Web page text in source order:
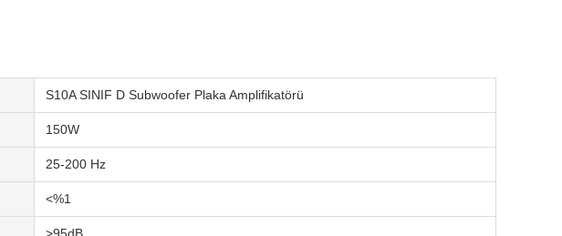
S10A SINIF D Subwoofer Plaka Amplifikatörü
150W
25-200 Hz
<%1